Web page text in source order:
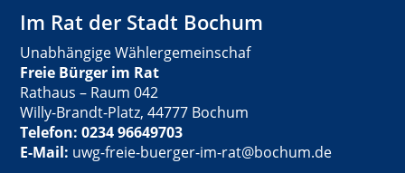
Im Rat der Stadt Bochum
Unabhängige Wählergemeinschaf
Freie Bürger im Rat
Rathaus – Raum 042
Willy-Brandt-Platz, 44777 Bochum
Telefon: 0234 96649703
E-Mail: uwg-freie-buerger-im-rat@bochum.de